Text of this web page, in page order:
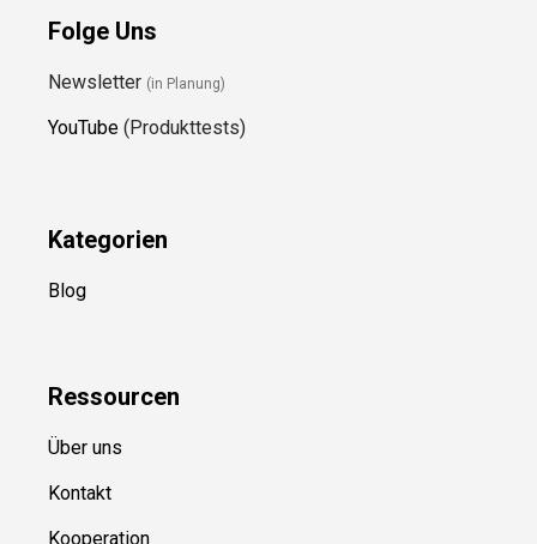
Folge Uns
Newsletter (in Planung)
YouTube (Produkttests)
Kategorien
Blog
Ressourcen
Über uns
Kontakt
Kooperation